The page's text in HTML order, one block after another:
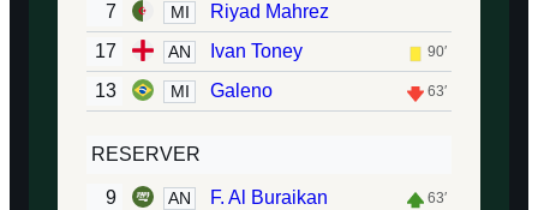
7
MI
Riyad Mahrez
17
AN Ivan Toney 90′
13 MI Galeno 63′
RESERVER
9 AN F. Al Buraikan 63′